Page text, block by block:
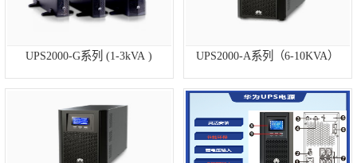
UPS2000-G系列 (1-3kVA ) UPS2000-A系列（6-10KVA）
科华UPS电源
松下蓄电池
德国阳光蓄电池
台达UPS电源